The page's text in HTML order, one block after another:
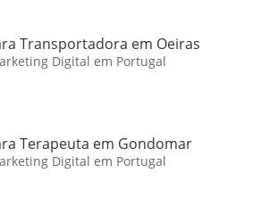
Transportadora em Oeiras
Digital em Portugal
Terapeuta em Gondomar
Digital em Portugal